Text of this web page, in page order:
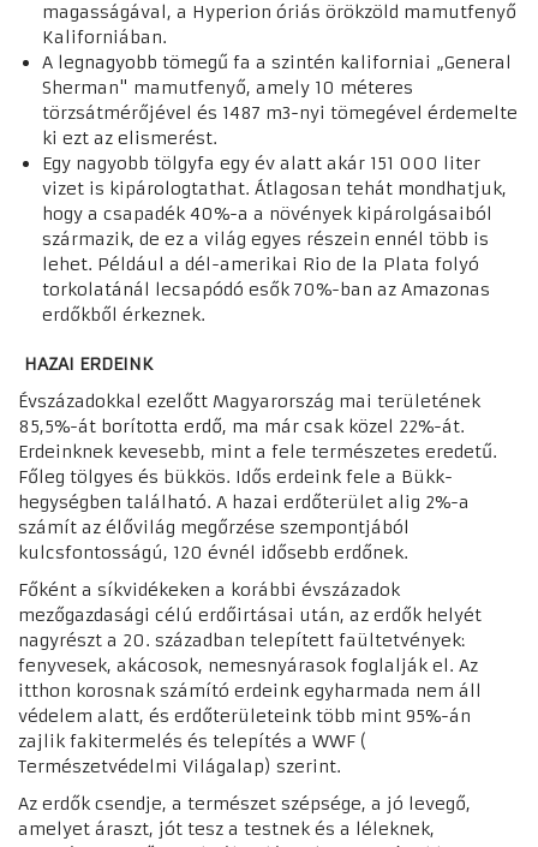
magasságával, a Hyperion óriás örökzöld mamutfenyő
Kaliforniában.
A legnagyobb tömegű fa a szintén kaliforniai „General
Sherman" mamutfenyő, amely 10 méteres
törzsátmérőjével és 1487 m3-nyi tömegével érdemelte
ki ezt az elismerést.
Egy nagyobb tölgyfa egy év alatt akár 151 000 liter
vizet is kipárologtathat. Átlagosan tehát mondhatjuk,
hogy a csapadék 40%-a a növények kipárolgásaiból
származik, de ez a világ egyes részein ennél több is
lehet. Például a dél-amerikai Rio de la Plata folyó
torkolatánál lecsapódó esők 70%-ban az Amazonas
erdőkből érkeznek.
HAZAI ERDEINK
Évszázadokkal ezelőtt Magyarország mai területének
85,5%-át borította erdő, ma már csak közel 22%-át.
Erdeinknek kevesebb, mint a fele természetes eredetű.
Főleg tölgyes és bükkös. Idős erdeink fele a Bükk-
hegységben található. A hazai erdőterület alig 2%-a
számít az élővilág megőrzése szempontjából
kulcsfontosságú, 120 évnél idősebb erdőnek.
Főként a síkvidékeken a korábbi évszázadok
mezőgazdasági célú erdőirtásai után, az erdők helyét
nagyrészt a 20. században telepített faültetvények:
fenyvesek, akácosok, nemesnyárasok foglalják el. Az
itthon korosnak számító erdeink egyharmada nem áll
védelem alatt, és erdőterületeink több mint 95%-án
zajlik fakitermelés és telepítés a WWF (
Természetvédelmi Világalap) szerint.
Az erdők csendje, a természet szépsége, a jó levegő,
amelyet áraszt, jót tesz a testnek és a léleknek,